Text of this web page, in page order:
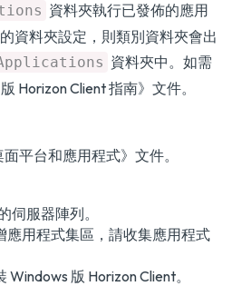
資料夾執行已發佈的應用
資料夾設定，則類別資料夾會出
資料夾中。如需
版 Horizon Client 指南》 文件。
面平台和應用程式》 文件。
伺服器陣列。
應用程式集區，請收集應用程式
版 Horizon Client。